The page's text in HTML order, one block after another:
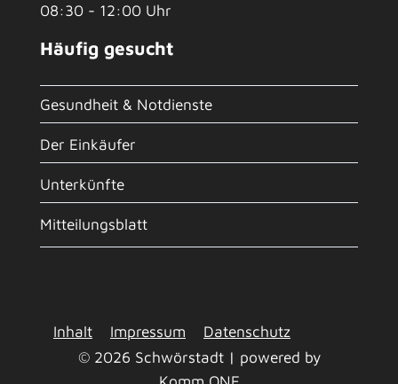
08:30 - 12:00 Uhr
Häufig gesucht
Gesundheit & Notdienste
Der Einkäufer
Unterkünfte
Mitteilungsblatt
Inhalt Impressum
Datenschutz
© 2026 Schwörstadt | powered by